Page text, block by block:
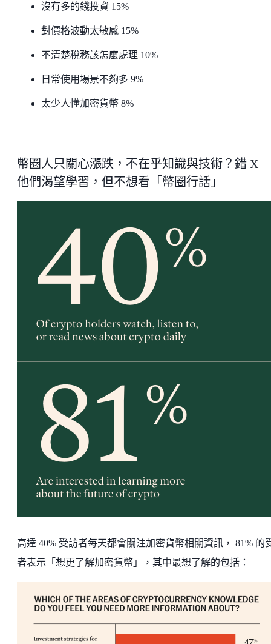
沒有多的錢投資 15%
對價格波動太敏感 15%
不清楚稅務該怎麼處理 10%
日常使用場景不夠多 9%
太少人懂加密貨幣 8%
幣圈人只關心漲跌，不在乎知識與技術？錯 X
他們渴望學習，但不想看「幣圈行話」
高達 40% 受訪者每天都會關注加密貨幣相關資訊， 81% 的
者表示「想更了解加密貨幣」，其中最想了解的包括：